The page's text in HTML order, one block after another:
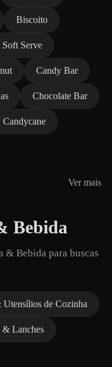
Biscoito
Soft Serve
Candy Bar
Chocolate Bar
Candycane
Ver mais
Bebida
& Bebida para buscas
de Cozinha
& Lanches